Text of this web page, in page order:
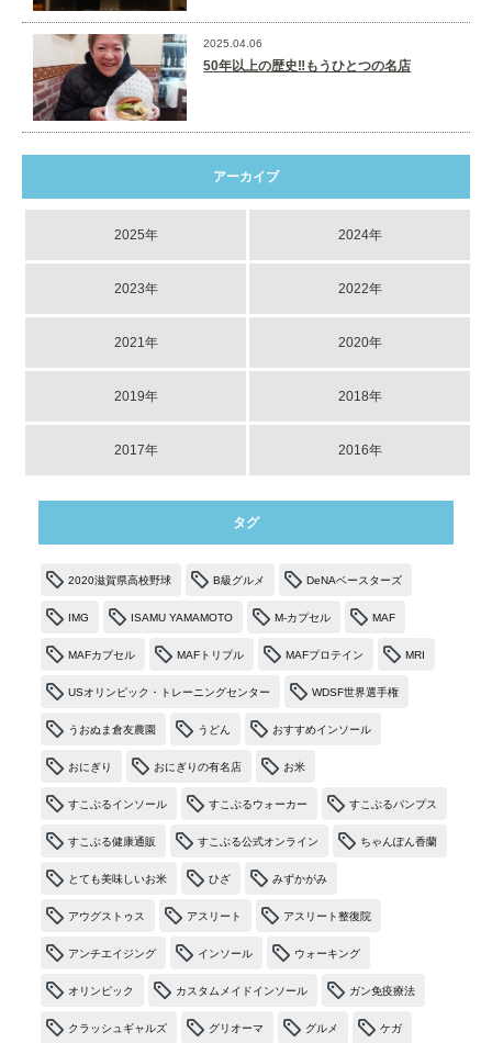
2025.04.06
50年以上の歴史‼️もうひとつの名店
アーカイブ
2025年 2024年
2023年 2022年
2021年 2020年
2019年 2018年
2017年 2016年
タグ
2020滋賀県高校野球 B級グルメ DeNAベースターズ
IMG ISAMU YAMAMOTO M-カプセル MAF
MAFカプセル MAFトリプル MAFプロテイン MRI
USオリンピック・トレーニングセンター WDSF世界選手権
うおぬま倉友農園 うどん おすすめインソール
おにぎり おにぎりの有名店 お米
すこぶるインソール すこぶるウォーカー すこぶるパンプス
すこぶる健康通販 すこぶる公式オンライン ちゃんぽん香蘭
とても美味しいお米 ひざ みずかがみ
アウグストゥス アスリート アスリート整復院
アンチエイジング インソール ウォーキング
オリンピック カスタムメイドインソール ガン免疫療法
クラッシュギャルズ グリオーマ グルメ ケガ